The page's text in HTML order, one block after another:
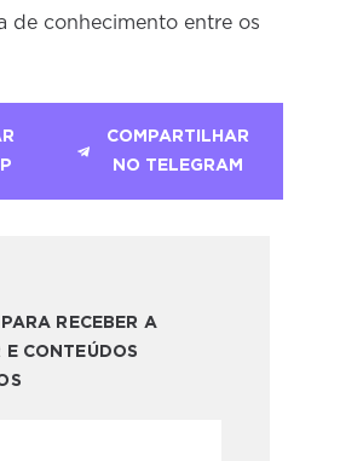
de conhecimento entre os
COMPARTILHAR
NO TELEGRAM
PARA RECEBER A
E CONTEÚDOS